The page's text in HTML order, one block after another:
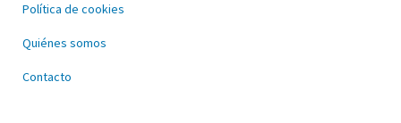
Política de cookies
Quiénes somos
Contacto